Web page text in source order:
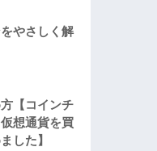
やさしく解
【コインチ
想通貨を買
した】